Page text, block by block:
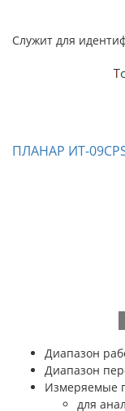
Служит для
ПЛАНАР ИТ-
Диапазон
Диапазон
Измеряемые
для